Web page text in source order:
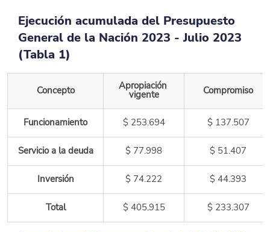
Ejecución acumulada del Presupuesto
General de la Nación 2023 - Julio 2023
(Tabla 1)
Concepto Apropiación
vigente Compromiso
Funcionamiento $ 253.694 $ 137.507
Servicio a la deuda $ 77.998 $ 51.407
Inversión ​$ 74.222 $ 44.393
Total $ 405.915 $ 233.307